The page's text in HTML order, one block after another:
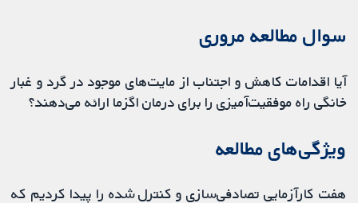
سوال مطالعه مروری
آیا اقدامات کاهش و اجتناب از مایت‌های موجود در گرد و غبار
خانگی راه موفقیت‌آمیزی را برای درمان اگزما ارائه می‌دهند؟
ویژگی‌های مطالعه
هفت کارآزمایی تصادفی‌سازی و کنترل شده را پیدا کردیم که